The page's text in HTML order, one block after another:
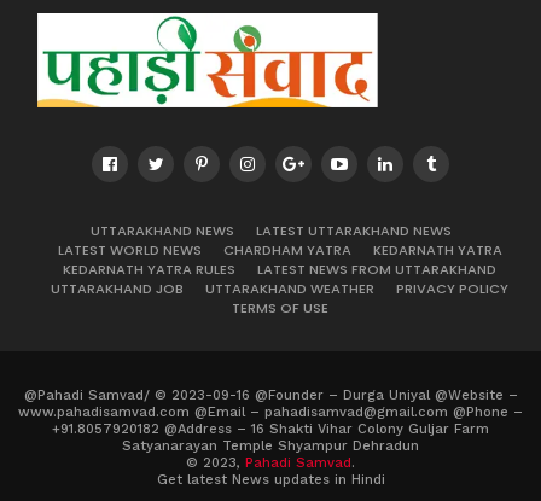
UTTARAKHAND NEWS
LATEST UTTARAKHAND NEWS
LATEST WORLD NEWS
CHARDHAM YATRA
KEDARNATH YATRA
KEDARNATH YATRA RULES
LATEST NEWS FROM UTTARAKHAND
UTTARAKHAND JOB
UTTARAKHAND WEATHER
PRIVACY POLICY
TERMS OF USE
@Pahadi Samvad/ © 2023-09-16 @Founder – Durga Uniyal @Website –
www.pahadisamvad.com @Email – pahadisamvad@gmail.com @Phone –
+91.8057920182 @Address – 16 Shakti Vihar Colony Guljar Farm
Satyanarayan Temple Shyampur Dehradun
© 2023, Pahadi Samvad.
Get latest News updates in Hindi